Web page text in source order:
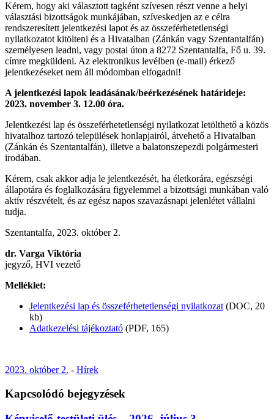
Kérem, hogy aki választott tagként szívesen részt venne a helyi
választási bizottságok munkájában, szíveskedjen az e célra
rendszeresített jelentkezési lapot és az összeférhetetlenségi
nyilatkozatot kitölteni és a Hivatalban (Zánkán vagy Szentantalfán)
személyesen leadni, vagy postai úton a 8272 Szentantalfa, Fő u. 39.
címre megküldeni. Az elektronikus levélben (e-mail) érkező
jelentkezéseket nem áll módomban elfogadni!
A jelentkezési lapok leadásának/beérkezésének határideje:
2023. november 3. 12.00 óra.
Jelentkezési lap és összeférhetetlenségi nyilatkozat letölthető a közös
hivatalhoz tartozó települések honlapjairól, átvehető a Hivatalban
(Zánkán és Szentantalfán), illetve a balatonszepezdi polgármesteri
irodában.
Kérem, csak akkor adja le jelentkezését, ha életkorára, egészségi
állapotára és foglalkozására figyelemmel a bizottsági munkában való
aktív részvételt, és az egész napos szavazásnapi jelenlétet vállalni
tudja.
Szentantalfa, 2023. október 2.
dr. Varga Viktória
jegyző, HVI vezető
Melléklet:
Jelentkezési lap és összeférhetetlenségi nyilatkozat(DOC, 20
kb)
Adatkezelési tájékoztató (PDF, 165)
2023. október 2. - Hírek
Kapcsolódó bejegyzések